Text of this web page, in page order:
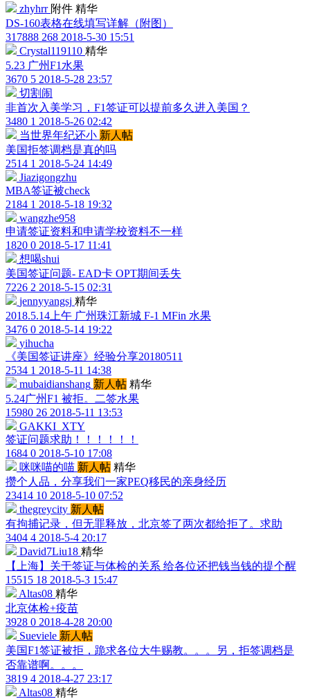
zhyhrr 附件 精华
DS-160表格在线填写详解（附图）
317888 268 2018-5-30 15:51
Crystal119110 精华
5.23 广州F1水果
3670 5 2018-5-28 23:57
切割闹
非首次入美学习，F1签证可以提前多久进入美国？
3480 1 2018-5-26 02:42
当世界年纪还小 新人帖
美国拒签调档是真的吗
2514 1 2018-5-24 14:49
Jiazigongzhu
MBA签证被check
2184 1 2018-5-18 19:32
wangzhe958
申请签证资料和申请学校资料不一样
1820 0 2018-5-17 11:41
想喝shui
美国签证问题- EAD卡 OPT期间丢失
7226 2 2018-5-15 02:31
jennyyangsj 精华
2018.5.14上午 广州珠江新城 F-1 MFin 水果
3476 0 2018-5-14 19:22
yihucha
《美国签证讲座》经验分享20180511
2534 1 2018-5-11 14:38
mubaidianshang 新人帖 精华
5.24广州F1 被拒。二签水果
15980 26 2018-5-11 13:53
GAKKI_XTY
签证问题求助！！！！！！
1684 0 2018-5-10 17:08
咪咪喵的喵 新人帖 精华
攒个人品，分享我们一家PEQ移民的亲身经历
23414 10 2018-5-10 07:52
thegreycity 新人帖
有拘捕记录，但无罪释放，北京签了两次都给拒了。求助
3404 4 2018-5-4 20:17
David7Liu18 精华
【上海】关于签证与体检的关系 给各位还把钱当钱的提个醒
15515 18 2018-5-3 15:47
Altas08 精华
北京体检+疫苗
3928 0 2018-4-28 20:00
Sueviele 新人帖
美国F1签证被拒，跪求各位大牛赐教。。。另，拒签调档是
否靠谱啊。。。
3819 4 2018-4-27 23:17
Altas08 精华